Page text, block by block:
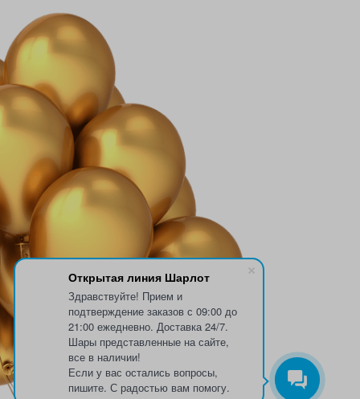
Открытая линия Шарлот
Здравствуйте! Прием и
подтверждение заказов с 09:00 до
21:00 ежедневно. Доставка 24/7.
Шары представленные на сайте,
все в наличии!
Если у вас остались вопросы,
пишите. С радостью вам помогу.